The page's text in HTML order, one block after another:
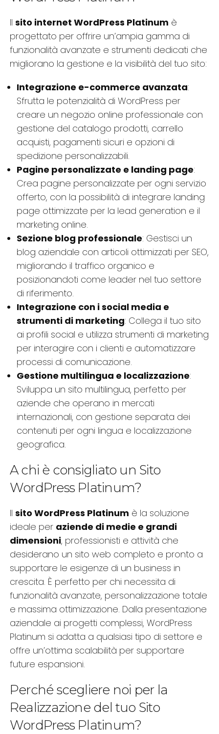
Il sito internet WordPress Platinum è
progettato per offrire un’ampia gamma di
funzionalità avanzate e strumenti dedicati che
migliorano la gestione e la visibilità del tuo sito:
Integrazione e-commerce avanzata:
Sfrutta le potenzialità di WordPress per
creare un negozio online professionale con
gestione del catalogo prodotti, carrello
acquisti, pagamenti sicuri e opzioni di
spedizione personalizzabili.
Pagine personalizzate e landing page:
Crea pagine personalizzate per ogni servizio
offerto, con la possibilità di integrare landing
page ottimizzate per la lead generation e il
marketing online.
Sezione blog professionale: Gestisci un
blog aziendale con articoli ottimizzati per SEO,
migliorando il traffico organico e
posizionandoti come leader nel tuo settore
di riferimento.
Integrazione con i social media e
strumenti di marketing: Collega il tuo sito
ai profili social e utilizza strumenti di marketing
per interagire con i clienti e automatizzare
processi di comunicazione.
Gestione multilingua e localizzazione:
Sviluppa un sito multilingua, perfetto per
aziende che operano in mercati
internazionali, con gestione separata dei
contenuti per ogni lingua e localizzazione
geografica.
A chi è consigliato un Sito
WordPress Platinum?
Il sito WordPress Platinum è la soluzione
ideale per aziende di medie e grandi
dimensioni, professionisti e attività che
desiderano un sito web completo e pronto a
supportare le esigenze di un business in
crescita. È perfetto per chi necessita di
funzionalità avanzate, personalizzazione totale
e massima ottimizzazione. Dalla presentazione
aziendale ai progetti complessi, WordPress
Platinum si adatta a qualsiasi tipo di settore e
offre un’ottima scalabilità per supportare
future espansioni.
Perché scegliere noi per la
Realizzazione del tuo Sito
WordPress Platinum?